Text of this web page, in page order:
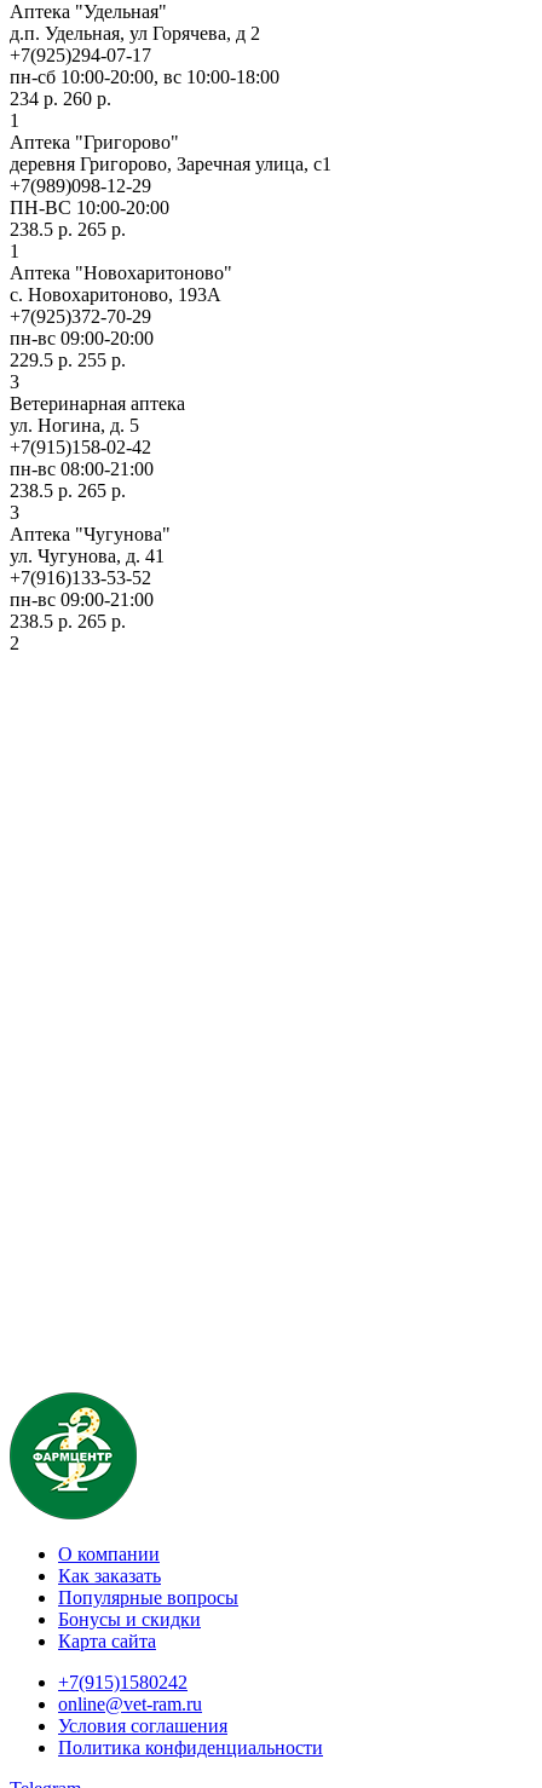
Аптека "Удельная"
д.п. Удельная, ул Горячева, д 2
+7(925)294-07-17
пн-сб 10:00-20:00, вс 10:00-18:00
234 р. 260 р.
1
Аптека "Григорово"
деревня Григорово, Заречная улица, с1
+7(989)098-12-29
ПН-ВС 10:00-20:00
238.5 р. 265 р.
1
Аптека "Новохаритоново"
с. Новохаритоново, 193А
+7(925)372-70-29
пн-вс 09:00-20:00
229.5 р. 255 р.
3
Ветеринарная аптека
ул. Ногина, д. 5
+7(915)158-02-42
пн-вс 08:00-21:00
238.5 р. 265 р.
3
Аптека "Чугунова"
ул. Чугунова, д. 41
+7(916)133-53-52
пн-вс 09:00-21:00
238.5 р. 265 р.
2
О компании
Как заказать
Популярные вопросы
Бонусы и скидки
Карта сайта
+7(915)1580242
online@vet-ram.ru
Условия соглашения
Политика конфиденциальности